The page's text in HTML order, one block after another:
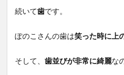
続いて歯です。
ぽのこさんの歯は笑った時に上
そして、 歯並びが非常に綺麗な